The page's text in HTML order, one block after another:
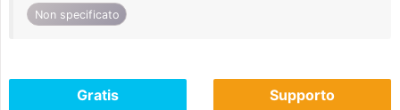
Non specificato
Gratis Supporto